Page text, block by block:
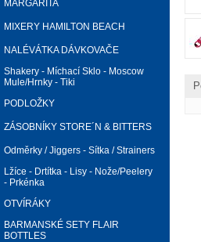
MARGARITA
MIXERY HAMILTON BEACH
NALÉVÁTKA DÁVKOVAČE
Shakery - Míchací Sklo - Moscow
Mule/Hrnky - Tiki
PODLOŽKY
ZÁSOBNÍKY STORE´N & BITTERS
Odměrky / Jiggers - Sítka / Strainers
Lžíce - Drtítka - Lisy - Nože/Peelery
- Prkénka
OTVÍRÁKY
BARMANSKÉ SETY FLAIR
BOTTLES